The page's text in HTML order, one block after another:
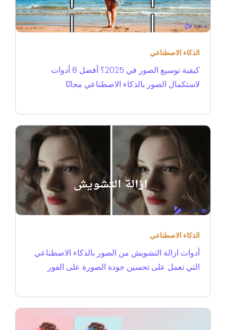
الذكاء الاصطناعي
كيفية توسيع الصور في 2025؟ أفضل 8 أدوات
لاستكمال الصور بالذكاء الاصطناعي مجانًا
الذكاء الاصطناعي
أدوات ازالة التشويش من الصور بالذكاء الاصطناعي
التي تعمل على تحسين جودة الصورة على الفور